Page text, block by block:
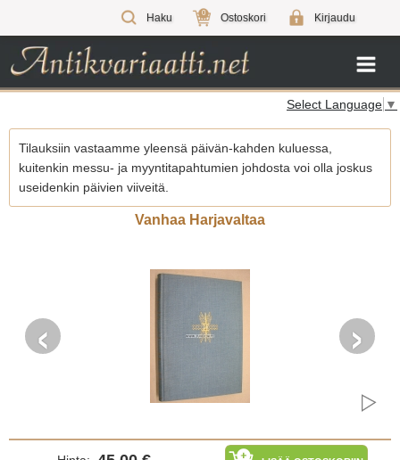
Haku 0 Ostoskori Kirjaudu
Select Language ▼
Tilauksiin vastaamme yleensä päivän-kahden kuluessa,
kuitenkin messu- ja myyntitapahtumien johdosta voi olla joskus
useidenkin päivien viiveitä.
Vanhaa Harjavaltaa
‹ ›